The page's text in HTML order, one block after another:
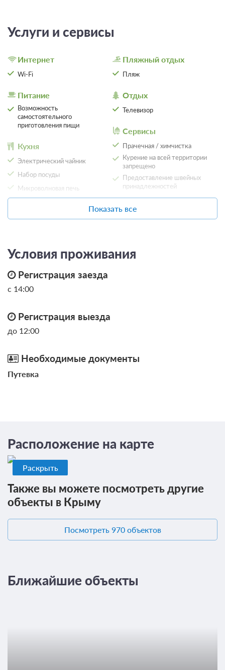
Услуги и сервисы
Интернет
Wi-Fi
Питание
Возможность
самостоятельного
приготовления пищи
Кухня
Электрический чайник
Набор посуды
Микроволновая печь
Пляжный отдых
Пляж
Отдых
Телевизор
Сервисы
Прачечная / химчистка
Курение на всей территории
запрещено
Предоставление швейных
принадлежностей
Запирающиеся шкафчики
Местоположение
Показать все
Условия проживания
Регистрация заезда
с 14:00
Регистрация выезда
до 12:00
Необходимые документы
Путевка
Расположение на карте
Раскрыть
Также вы можете посмотреть другие
объекты в Крыму
Посмотреть 970 объектов
Ближайшие объекты